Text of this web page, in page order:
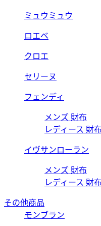
ミュウミュウ
ロエベ
クロエ
セリーヌ
フェンディ
メンズ 財布
レディース 財布
イヴサンローラン
メンズ 財布
レディース 財布
その他商品
モンブラン